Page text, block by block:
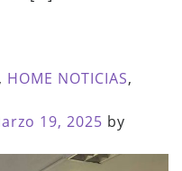
, HOME NOTICIAS,
19, 2025 by